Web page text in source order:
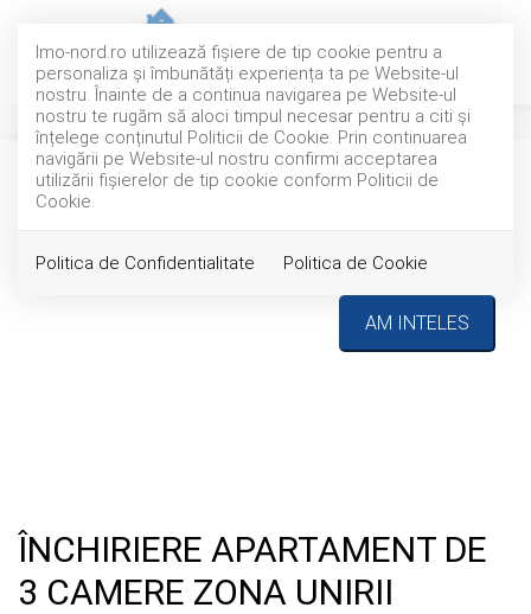
Imo-nord.ro utilizează fişiere de tip cookie pentru a
personaliza și îmbunătăți experiența ta pe Website-ul
nostru. Înainte de a continua navigarea pe Website-ul
nostru te rugăm să aloci timpul necesar pentru a citi și
înțelege conținutul Politicii de Cookie. Prin continuarea
navigării pe Website-ul nostru confirmi acceptarea
utilizării fişierelor de tip cookie conform Politicii de
Cookie.
Politica de Confidentialitate Politica de Cookie
AM INTELES
Acest anunt nu mai este activ !
ÎNCHIRIERE APARTAMENT DE
3 CAMERE ZONA UNIRII
INCHIRIAT